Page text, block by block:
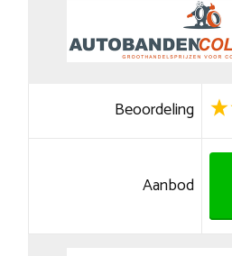
Beoordeling
Aanbod